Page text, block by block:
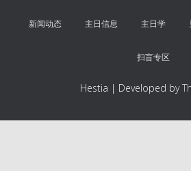
新闻动态 主日信息 主日学
扫盲专区
Hestia | Developed by